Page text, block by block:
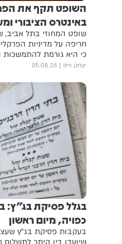
השופט תקף את
באינטרס הציבורי
שופט המחוזי בתל אביב,
חריפה על מדיניות
כי היא גורמת להתמשכות
יצחק וייס 05.08.26
בגלל פסיקת בג"ץ:
כפויה, מיום ראשון